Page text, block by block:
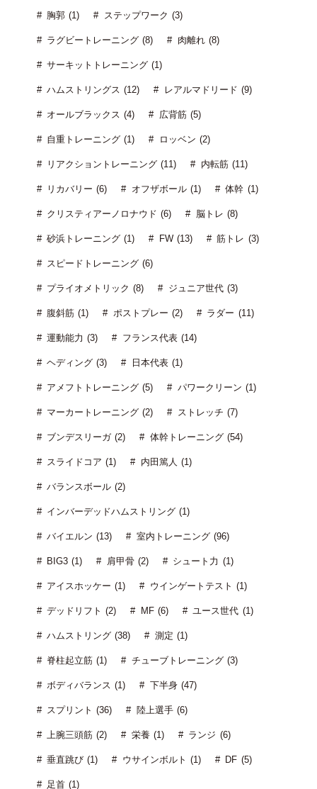
胸郭 (1) ステップワーク (3)
ラグビートレーニング (8) 肉離れ (8)
サーキットトレーニング (1)
ハムストリングス (12) レアルマドリード (9)
オールブラックス (4) 広背筋 (5)
自重トレーニング (1) ロッベン (2)
リアクショントレーニング (11) 内転筋 (11)
リカバリー (6) オフザボール (1) 体幹 (1)
クリスティアーノロナウド (6) 脳トレ (8)
砂浜トレーニング (1) FW (13) 筋トレ (3)
スピードトレーニング (6)
プライオメトリック (8) ジュニア世代 (3)
腹斜筋 (1) ポストプレー (2) ラダー (11)
運動能力 (3) フランス代表 (14)
ヘディング (3) 日本代表 (1)
アメフトトレーニング (5) パワークリーン (1)
マーカートレーニング (2) ストレッチ (7)
ブンデスリーガ (2) 体幹トレーニング (54)
スライドコア (1) 内田篤人 (1)
バランスボール (2)
インバーデッドハムストリング (1)
バイエルン (13) 室内トレーニング (96)
BIG3 (1) 肩甲骨 (2) シュート力 (1)
アイスホッケー (1) ウインゲートテスト (1)
デッドリフト (2) MF (6) ユース世代 (1)
ハムストリング (38) 測定 (1)
脊柱起立筋 (1) チューブトレーニング (3)
ボディバランス (1) 下半身 (47)
スプリント (36) 陸上選手 (6)
上腕三頭筋 (2) 栄養 (1) ランジ (6)
垂直跳び (1) ウサインボルト (1) DF (5)
足首 (1)